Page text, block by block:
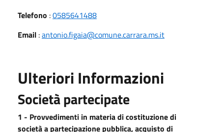
Telefono :0585641488
Email :antonio.figaia@comune.carrara.ms.it
Ulteriori Informazioni
Società partecipate
1 - Provvedimenti in materia di costituzione di
società a partecipazione pubblica, acquisto di